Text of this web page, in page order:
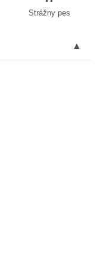
Strážny pes